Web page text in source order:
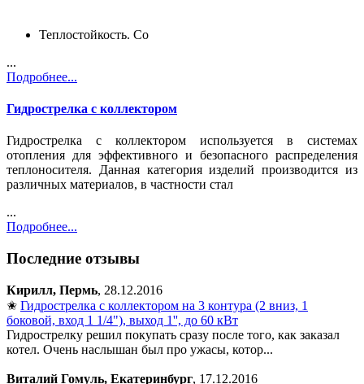
Теплостойкость. Со
...
Подробнее...
Гидрострелка с коллектором
Гидрострелка с коллектором используется в системах
отопления для эффективного и безопасного распределения
теплоносителя. Данная категория изделий производится из
различных материалов, в частности стал
...
Подробнее...
Последние отзывы
Кирилл, Пермь, 28.12.2016
✬ Гидрострелка с коллектором на 3 контура (2 вниз, 1
боковой, вход 1 1/4"), выход 1'', до 60 кВт
Гидрострелку решил покупать сразу после того, как заказал
котел. Очень наслышан был про ужасы, котор...
Виталий Гомуль, Екатеринбург, 17.12.2016